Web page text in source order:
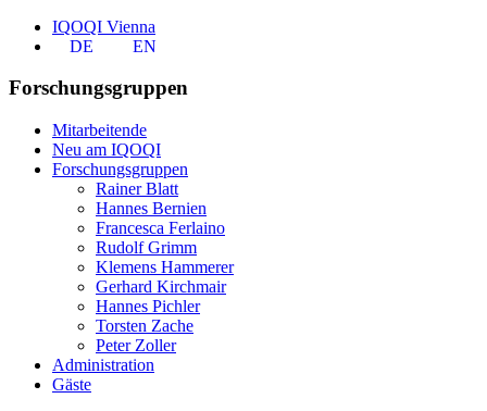
IQOQI Vienna
DE
EN
Forschungsgruppen
Mitarbeitende
Neu am IQOQI
Forschungsgruppen
Rainer Blatt
Hannes Bernien
Francesca Ferlaino
Rudolf Grimm
Klemens Hammerer
Gerhard Kirchmair
Hannes Pichler
Torsten Zache
Peter Zoller
Administration
Gäste